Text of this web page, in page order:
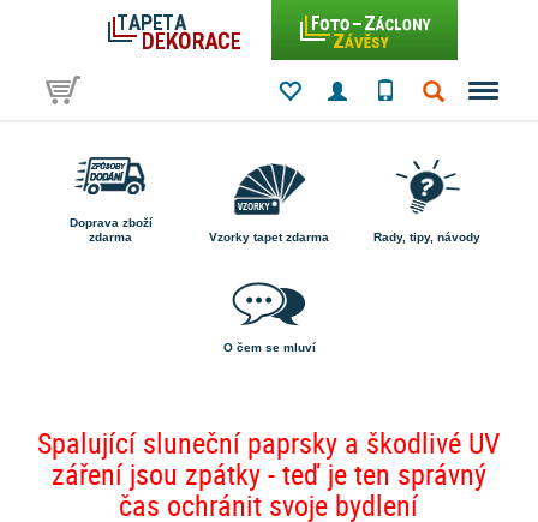
Doprava zboží
zdarma
Vzorky tapet zdarma Rady, tipy, návody
O čem se mluví
Spalující sluneční paprsky a škodlivé UV
záření jsou zpátky - teď je ten správný
čas ochránit svoje bydlení